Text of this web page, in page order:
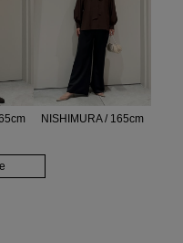
NISHIMURA / 165cm